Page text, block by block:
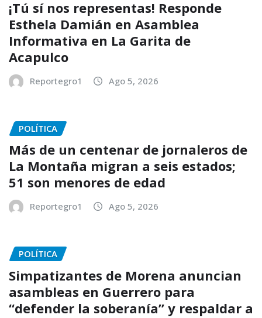
¡Tú sí nos representas! Responde
Esthela Damián en Asamblea
Informativa en La Garita de
Acapulco
Reportegro1 Ago 5, 2026
POLÍTICA
Más de un centenar de jornaleros de
La Montaña migran a seis estados;
51 son menores de edad
Reportegro1 Ago 5, 2026
POLÍTICA
Simpatizantes de Morena anuncian
asambleas en Guerrero para
“defender la soberanía” y respaldar a